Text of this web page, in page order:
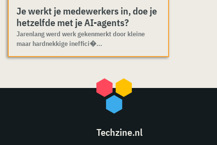
Je werkt je medewerkers in, doe je
hetzelfde met je AI-agents?
Jarenlang werd werk gekenmerkt door kleine
maar hardnekkige ineffici�...
Techzine.nl